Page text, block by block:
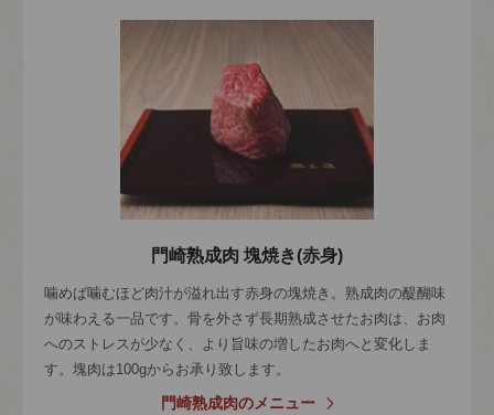
門崎熟成肉 塊焼き(赤身)
噛めば噛むほど肉汁が溢れ出す赤身の塊焼き。熟成肉の醍醐味
が味わえる一品です。骨を外さず長期熟成させたお肉は、お肉
へのストレスが少なく、より旨味の増したお肉へと変化しま
す。塊肉は100gからお承り致します。
門崎熟成肉のメニュー